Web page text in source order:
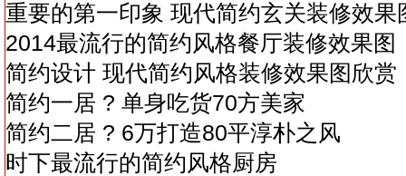
重要的第一印象 现代简约玄关装修效果
2014最流行的简约风格餐厅装修效果图
简约设计 现代简约风格装修效果图欣赏
简约一居 ? 单身吃货70方美家
简约二居 ? 6万打造80平淳朴之风
时下最流行的简约风格厨房